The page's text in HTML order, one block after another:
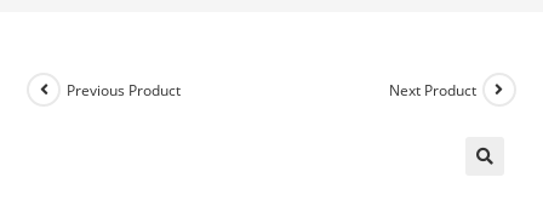
Previous Product Next Product